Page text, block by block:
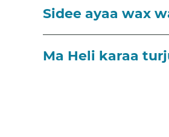
Sidee ayaa wax
Ma Heli karaa